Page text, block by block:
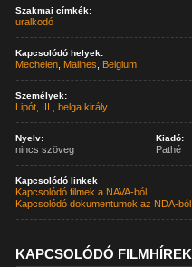
Szakmai címkék:
uralkodó
Kapcsolódó helyek:
Mechelen Malines Belgium
Személyek:
Lipót, III., belga király
Nyelv:
nincs szöveg
Kiadó:
Pathé
Kapcsolódó linkek
Kapcsolódó filmek a NAVA-ból
Kapcsolódó dokumentumok az NDA-ból
KAPCSOLÓDÓ FILMHÍREK